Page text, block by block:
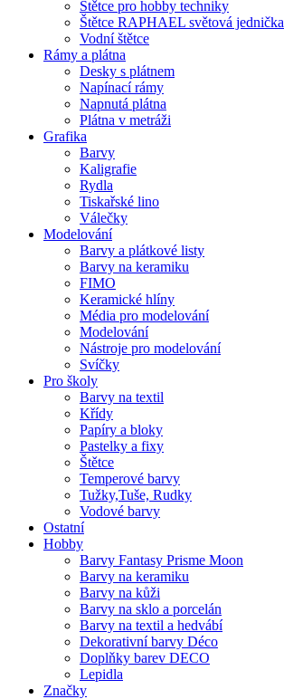
Štětce pro hobby techniky
Štětce RAPHAEL světová jednička
Vodní štětce
Rámy a plátna
Desky s plátnem
Napínací rámy
Napnutá plátna
Plátna v metráži
Grafika
Barvy
Kaligrafie
Rydla
Tiskařské lino
Válečky
Modelování
Barvy a plátkové listy
Barvy na keramiku
FIMO
Keramické hlíny
Média pro modelování
Modelování
Nástroje pro modelování
Svíčky
Pro školy
Barvy na textil
Křídy
Papíry a bloky
Pastelky a fixy
Štětce
Temperové barvy
Tužky,Tuše, Rudky
Vodové barvy
Ostatní
Hobby
Barvy Fantasy Prisme Moon
Barvy na keramiku
Barvy na kůži
Barvy na sklo a porcelán
Barvy na textil a hedvábí
Dekorativní barvy Déco
Doplňky barev DECO
Lepidla
Značky